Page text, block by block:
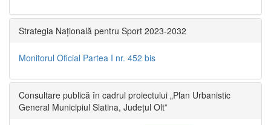
Strategia Națională pentru Sport 2023-2032
Monitorul Oficial Partea I nr. 452 bis
Consultare publică în cadrul proiectului „Plan Urbanistic
General Municipiul Slatina, Județul Olt”